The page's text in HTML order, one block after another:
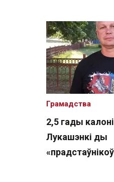
2,5 гады
Лукашэнкі ды
Грамадства